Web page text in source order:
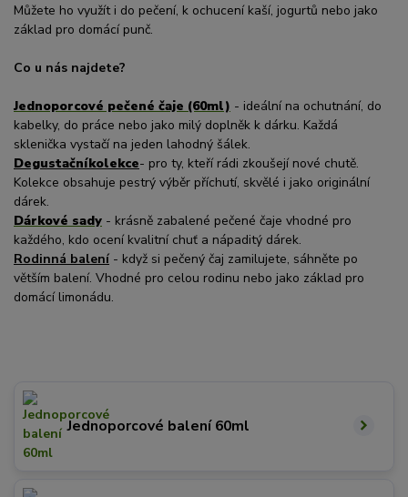
Můžete ho využít i do pečení, k ochucení kaší, jogurtů nebo jako
základ pro domácí punč.
Co u nás najdete?
Jednoporcové pečené čaje (60ml) - ideální na ochutnání, do
kabelky, do práce nebo jako milý doplněk k dárku. Každá
sklenička vystačí na jeden lahodný šálek.
Degustačníkolekce- pro ty, kteří rádi zkoušejí nové chutě.
Kolekce obsahuje pestrý výběr příchutí, skvělé i jako originální
dárek.
Dárkové sady - krásně zabalené pečené čaje vhodné pro
každého, kdo ocení kvalitní chuť a nápaditý dárek.
Rodinná balení - když si pečený čaj zamilujete, sáhněte po
větším balení. Vhodné pro celou rodinu nebo jako základ pro
domácí limonádu.
Jednoporcové balení 60ml